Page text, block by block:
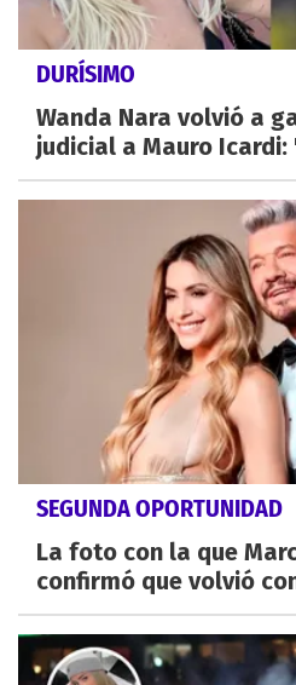
DURÍSIMO
Wanda Nara volvió a
judicial a Mauro Icardi:
SEGUNDA OPORTUNIDAD
La foto con la que
confirmó que volvió